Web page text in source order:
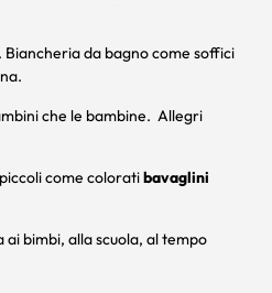
. Biancheria da bagno come soffici
che le bambine. Allegri
come coloratibavaglini
ai bimbi, allascuola, altempo